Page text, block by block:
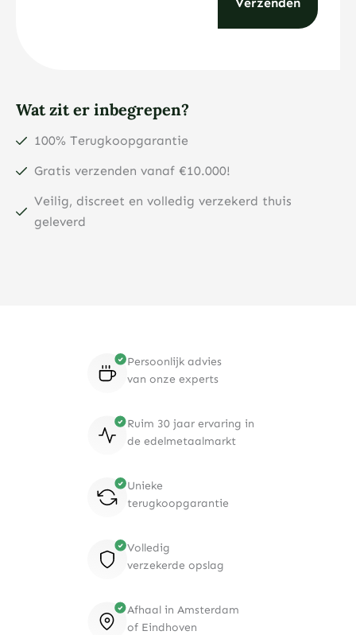
Wat zit er inbegrepen?
100% Terugkoopgarantie
Gratis verzenden vanaf €10.000!
Veilig, discreet en volledig verzekerd thuis
geleverd
Persoonlijk advies
van onze experts
Ruim 30 jaar ervaring in
de edelmetaalmarkt
Unieke
terugkoopgarantie
Volledig
verzekerde opslag
Afhaal in Amsterdam
of Eindhoven